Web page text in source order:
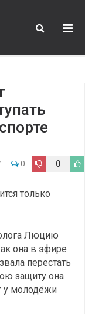
0 0
только
Люцию
она в эфире
перестать
защиту она
у молодёжи